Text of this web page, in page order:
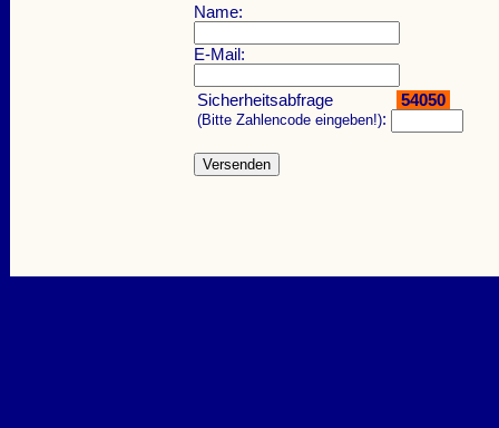
Name:
E-Mail:
Sicherheitsabfrage
(Bitte Zahlencode eingeben!):
54050